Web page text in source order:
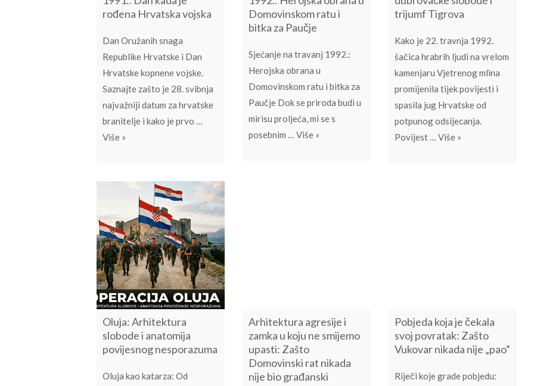
rođena Hrvatska vojska
Dan Oružanih snaga
Republike Hrvatske i Dan
Hrvatske kopnene vojske.
Saznajte zašto je 28. svibnja
najvažniji datum za hrvatske
branitelje i kako je prvo …
Više Povijesni 28. svibnja 1991.: Dan kada je rođena Hrvatska vojska
»
Domovinskom ratu i
bitka za Paučje
Sjećanje na travanj 1992.:
Herojska obrana u
Domovinskom ratu i bitka za
Paučje Dok se priroda budi u
mirisu proljeća, mi se s
posebnim … Više Sjećanje na travanj 1992.: Herojska obrana u
»
trijumf Tigrova
Kako je 22. travnja 1992.
šačica hrabrih ljudi na vrelom
kamenjaru Vjetrenog mlina
promijenila tijek povijesti i
spasila jug Hrvatske od
potpunog odsijecanja.
Povijest … Više Bezimeni vis:
»
Oluja: Arhitektura
slobode i anatomija
povijesnog nesporazuma
Oluja kao katarza: Od
Arhitektura agresije i
zamka u koju ne smijemo
upasti: Zašto
Domovinski rat nikada
nije bio građanski
Pobjeda koja je čekala
svoj povratak: Zašto
Vukovar nikada nije „pao“
Riječi koje grade pobjedu: